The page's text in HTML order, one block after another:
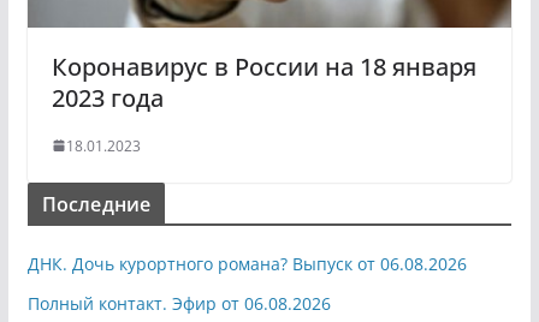
Коронавирус в России на 18 января
2023 года
18.01.2023
Последние
ДНК. Дочь курортного романа? Выпуск от 06.08.2026
Полный контакт. Эфир от 06.08.2026